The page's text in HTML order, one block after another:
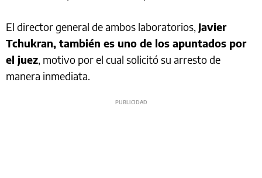
El director general de ambos laboratorios, Javier
Tchukran, también es uno de los apuntados por
el juez, motivo por el cual solicitó su arresto de
manera inmediata.